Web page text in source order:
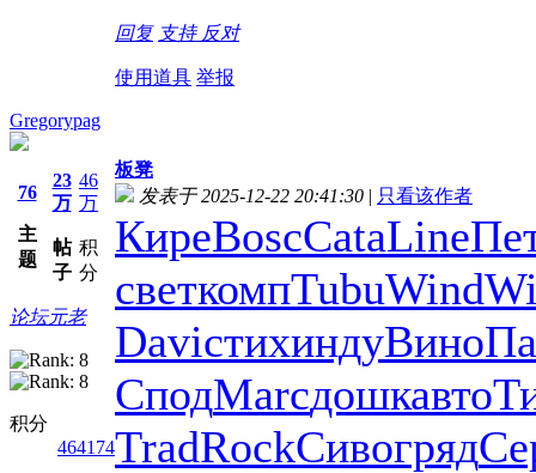
回复 支持 反对
使用道具 举报
Gregorypag
76
主
题
23
万
帖
子
46
万
积
分
论坛元老
积分
464174
板凳
发表于 2025-12-22 20:41:30 | 只看该作者
КиреBoscCataLine
светкомпTubuWind
DaviстихиндуВино
СподMarcдошкавто
TradRockСивогряд